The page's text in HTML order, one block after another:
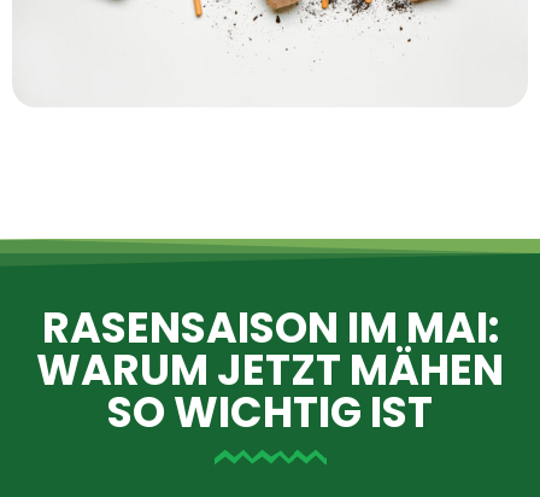
RASENSAISON IM MAI:
WARUM JETZT MÄHEN
SO WICHTIG IST